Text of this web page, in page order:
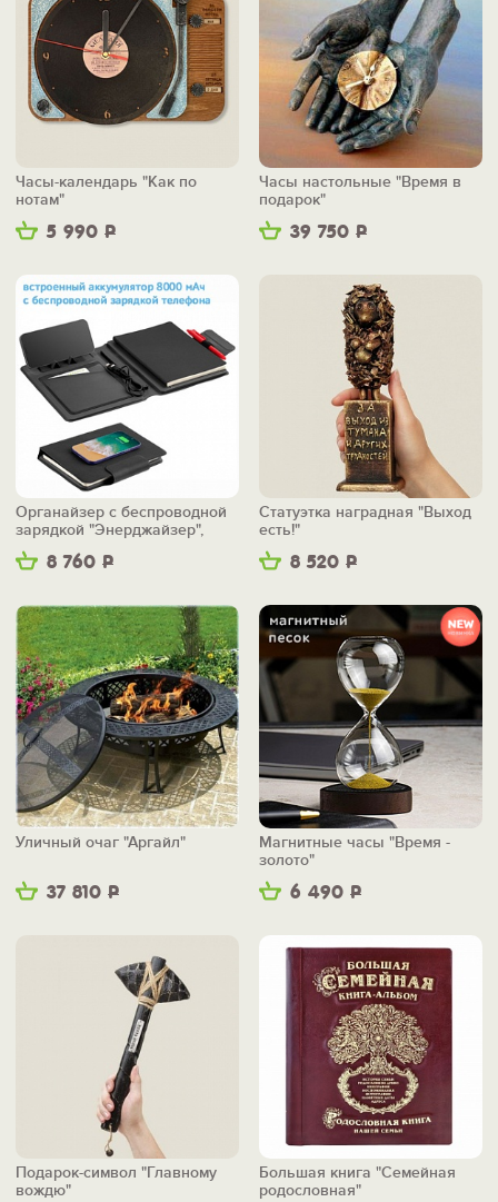
5 990 Р
Часы-календарь "Как по
нотам"
39 750 Р
Часы настольные "Время в
подарок"
8 760 Р
Органайзер с беспроводной
зарядкой "Энерджайзер",
вер.2
8 520 Р
Статуэтка наградная "Выход
есть!"
37 810 Р
Уличный очаг "Аргайл"
6 490 Р
Магнитные часы "Время -
золото"
Подарок-символ "Главному
вождю"
Большая книга "Семейная
родословная"